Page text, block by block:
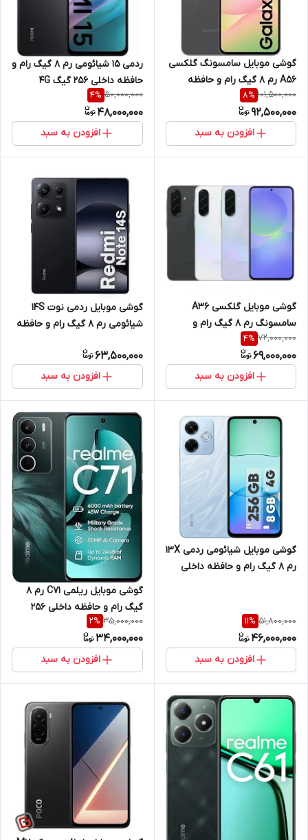
گوشی موبایل سامسونگ گلکسی
A56 رم 8 گیگ رام و حافظه
داخلی 256 گیگ
101,500,000
8%
92,500,000
افزودن به سبد
ردمی 15 شیائومی رم 8 گیگ رام و
حافظه داخلی 256 گیگ 4G
50,000,000
4%
48,000,000
افزودن به سبد
گوشی موبایل گلکسی A36
سامسونگ رم 8 گیگ رام و
حافظه داخلی 128 گیگ
72,000,000
4%
69,000,000
افزودن به سبد
گوشی موبایل ردمی نوت 14S
شیائومی رم 8 گیگ رام و حافظه
63,500,000
افزودن به سبد
گوشی موبایل شیائومی ردمی 13X
رم 8 گیگ رام و حافظه داخلی
51,800,000
11%
46,000,000
افزودن به سبد
گوشی موبایل ریلمی C71 رم 8
گیگ رام و حافظه داخلی 256
گیگ 4G
35,000,000
2%
34,000,000
افزودن به سبد